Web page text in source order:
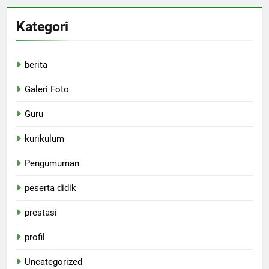
Kategori
berita
Galeri Foto
Guru
kurikulum
Pengumuman
peserta didik
prestasi
profil
Uncategorized